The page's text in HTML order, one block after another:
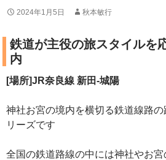
2024年1月5日 秋本敏行
鉄道が主役の旅スタイルを
内
[場所]JR奈良線 新田-城陽
神社お宮の境内を横切る鉄道線路
リーズです
全国の鉄道路線の中には神社やお